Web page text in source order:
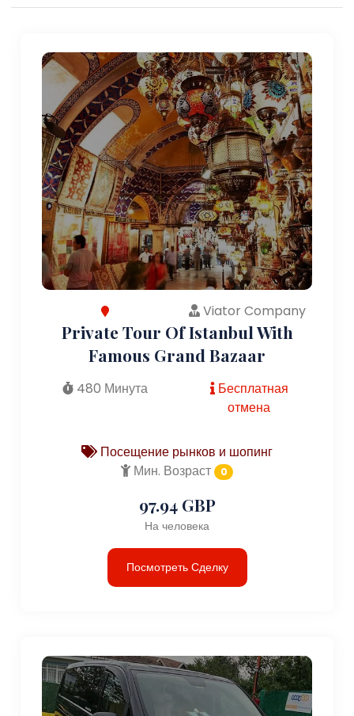
Viator Company
Private Tour Of Istanbul With
Famous Grand Bazaar
480 Минута
Бесплатная
отмена
Посещение рынков и шопинг
Мин. Возраст
0
97.94 GBP
На человека
Посмотреть Сделку